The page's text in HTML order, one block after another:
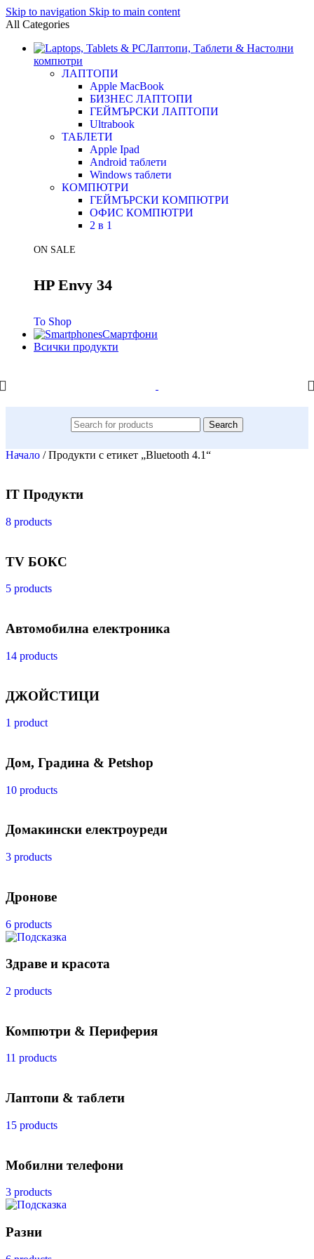
Skip to navigation Skip to main content
All Categories
Лаптопи, Таблети & Настолни
компютри
ЛАПТОПИ
Apple MacBook
БИЗНЕС ЛАПТОПИ
ГЕЙМЪРСКИ ЛАПТОПИ
Ultrabook
ТАБЛЕТИ
Apple Ipad
Android таблети
Windows таблети
КОМПЮТРИ
ГЕЙМЪРСКИ КОМПЮТРИ
ОФИС КОМПЮТРИ
2 в 1
ON SALE
HP Envy 34
To Shop
Смартфони
Всички продукти
Search
Начало / Продукти с етикет „Bluetooth 4.1“
IT Продукти
8 products
TV БОКС
5 products
Автомобилна електроника
14 products
ДЖОЙСТИЦИ
1 product
Дом, Градина & Petshop
10 products
Домакински електроуреди
3 products
Дронове
6 products
Здраве и красота
2 products
Компютри & Периферия
11 products
Лаптопи & таблети
15 products
Мобилни телефони
3 products
Разни